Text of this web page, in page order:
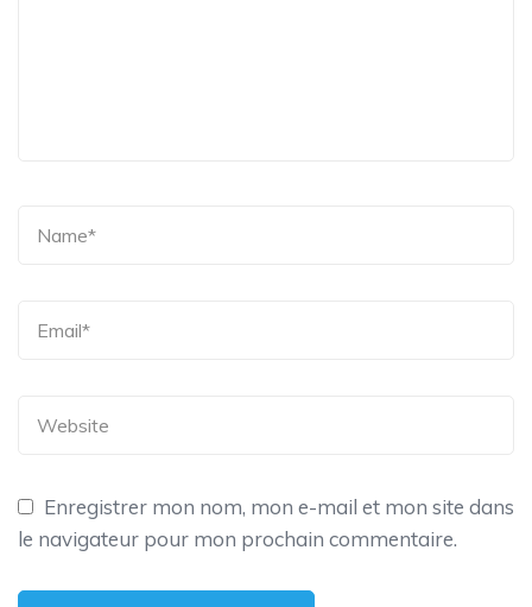
Enregistrer mon nom, mon e-mail et mon site dans
le navigateur pour mon prochain commentaire.